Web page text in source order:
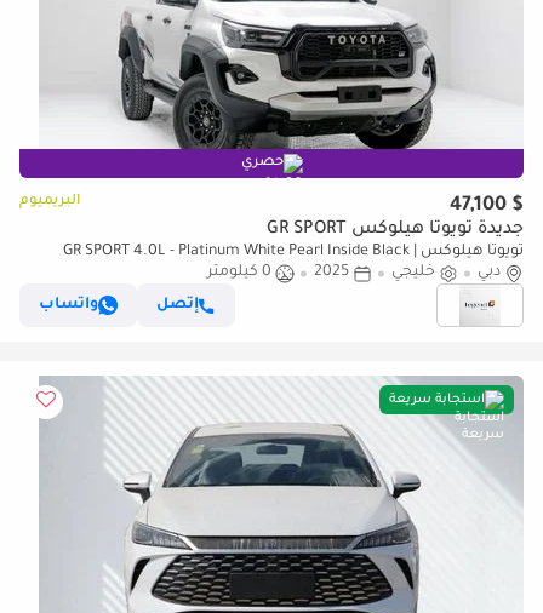
حصري
$ 47,100 البريميوم
جديدة تويوتا هيلوكس GR SPORT
تويوتا هيلوكس GR SPORT 4.0L - Platinum White Pearl Inside Black |
Export Only
دبي خليجي 2025
0 كيلومتر
إتصل
واتساب
استجابة سريعة